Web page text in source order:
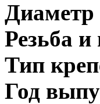
Диаметр
Резьба
Тип
Год